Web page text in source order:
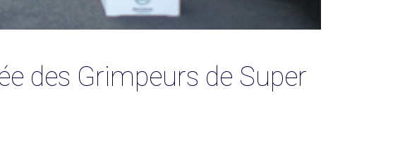
des Grimpeurs de Super